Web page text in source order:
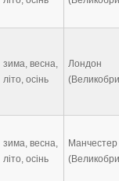
зима, весна,
літо, осінь
Лондон
зима, весна,
літо, осінь
Манчестер